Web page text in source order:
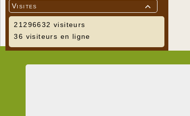

Visites
21296632 visiteurs
36 visiteurs en ligne